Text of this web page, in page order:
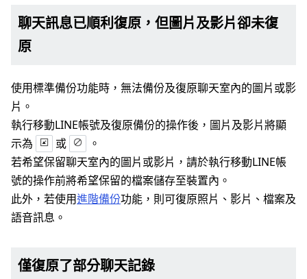
聊天訊息已順利復原，但圖片及影片卻未復
原
使用標準備份功能時，無法備份及復原聊天室內的圖片或影
片。
執行移動LINE帳號及復原備份的操作後，圖片及影片將顯
示為
或
。
若希望保留聊天室內的圖片或影片，請於執行移動LINE帳
號的操作前將希望保留的檔案儲存至裝置內。
此外，若使用進階備份功能，則可復原照片、影片、檔案及
語音訊息。
僅復原了部分聊天記錄